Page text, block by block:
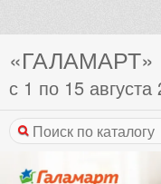
«ГАЛАМАРТ»
с 1 по 15 августа